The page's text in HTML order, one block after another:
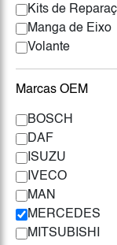
Kits de
Manga de Eixo
Volante
Marcas OEM
BOSCH
DAF
ISUZU
IVECO
MAN
MERCEDES
MITSUBISHI